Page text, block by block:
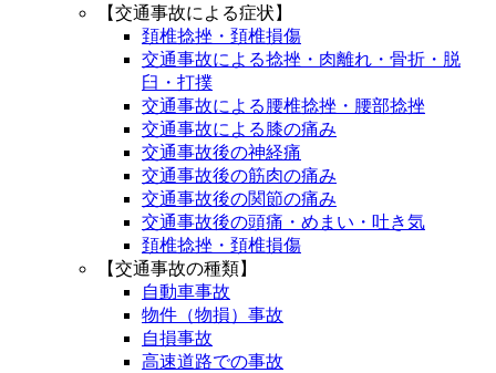
【交通事故による症状】
頚椎捻挫・頚椎損傷
交通事故による捻挫・肉離れ・骨折・脱
臼・打撲
交通事故による腰椎捻挫・腰部捻挫
交通事故による膝の痛み
交通事故後の神経痛
交通事故後の筋肉の痛み
交通事故後の関節の痛み
交通事故後の頭痛・めまい・吐き気
頚椎捻挫・頚椎損傷
【交通事故の種類】
自動車事故
物件（物損）事故
自損事故
高速道路での事故